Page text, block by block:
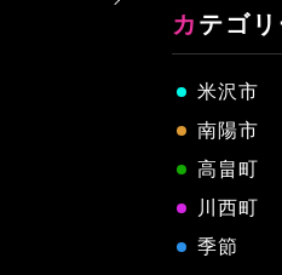
カテゴ
米沢市
南陽市
高畠町
川西町
季節